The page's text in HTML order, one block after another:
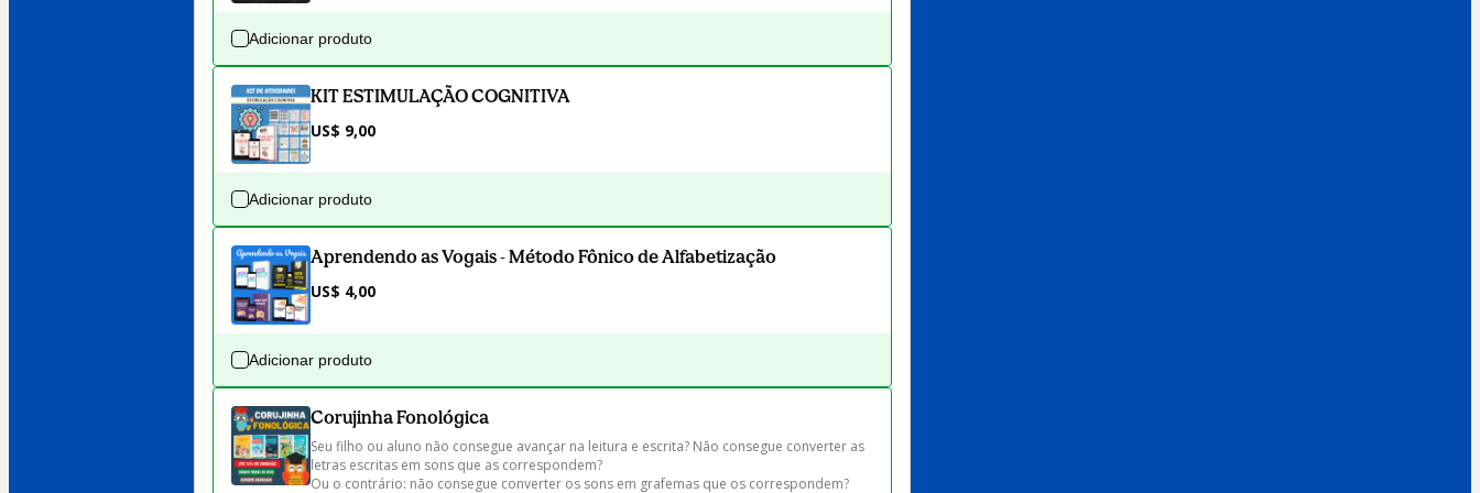
Adicionar produto
KIT ESTIMULAÇÃO COGNITIVA
US$ 9,00
Adicionar produto
Aprendendo as Vogais - Método Fônico de Alfabetização
US$ 4,00
Adicionar produto
Corujinha Fonológica
Seu filho ou aluno não consegue avançar na leitura e escrita? Não consegue converter as
letras escritas em sons que as correspondem?
Ou o contrário: não consegue converter os sons em grafemas que os correspondem?